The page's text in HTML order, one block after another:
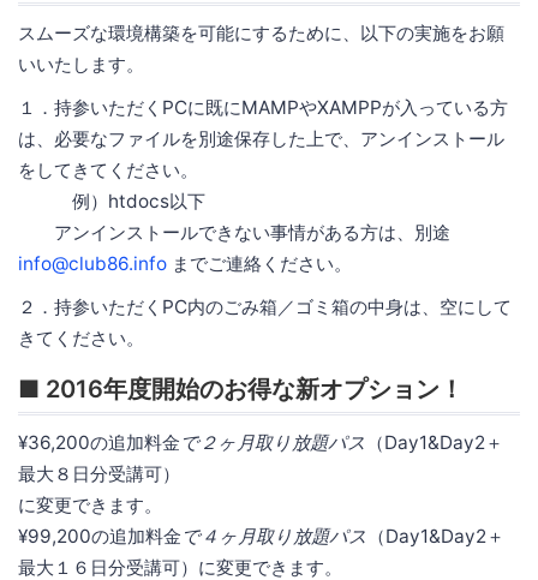
スムーズな環境構築を可能にするために、以下の実施をお願
いいたします。
１．持参いただくPCに既にMAMPやXAMPPが入っている方
は、必要なファイルを別途保存した上で、アンインストール
をしてきてください。
例）htdocs以下
アンインストールできない事情がある方は、別途
info@club86.info までご連絡ください。
２．持参いただくPC内のごみ箱／ゴミ箱の中身は、空にして
きてください。
■ 2016年度開始のお得な新オプション！
¥36,200の追加料金 で２ヶ月取り放題パス （Day1&Day2＋
最大８日分受講可）
に変更できます。
¥99,200の追加料金 で４ヶ月取り放題パス （Day1&Day2＋
最大１６日分受講可）に変更できます。